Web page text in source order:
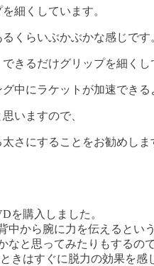
細くしています。
くらいぶかぶかな感じです
きるだけグリップを細くし
中にラケットが加速できる
いますので、
さにすることをお勧めしま
を購入しました。
中から腕に力を伝えるとい
なと思ってみたりもするの
きはすぐに脱力の効果を